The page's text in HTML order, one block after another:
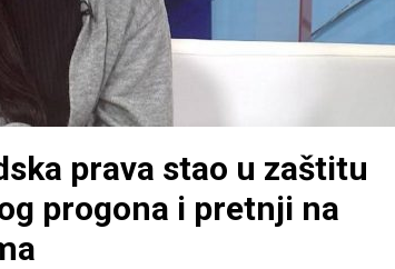
prava stao u zaštitu
progona i pretnji na